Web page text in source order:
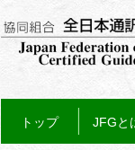
トップ JFGと